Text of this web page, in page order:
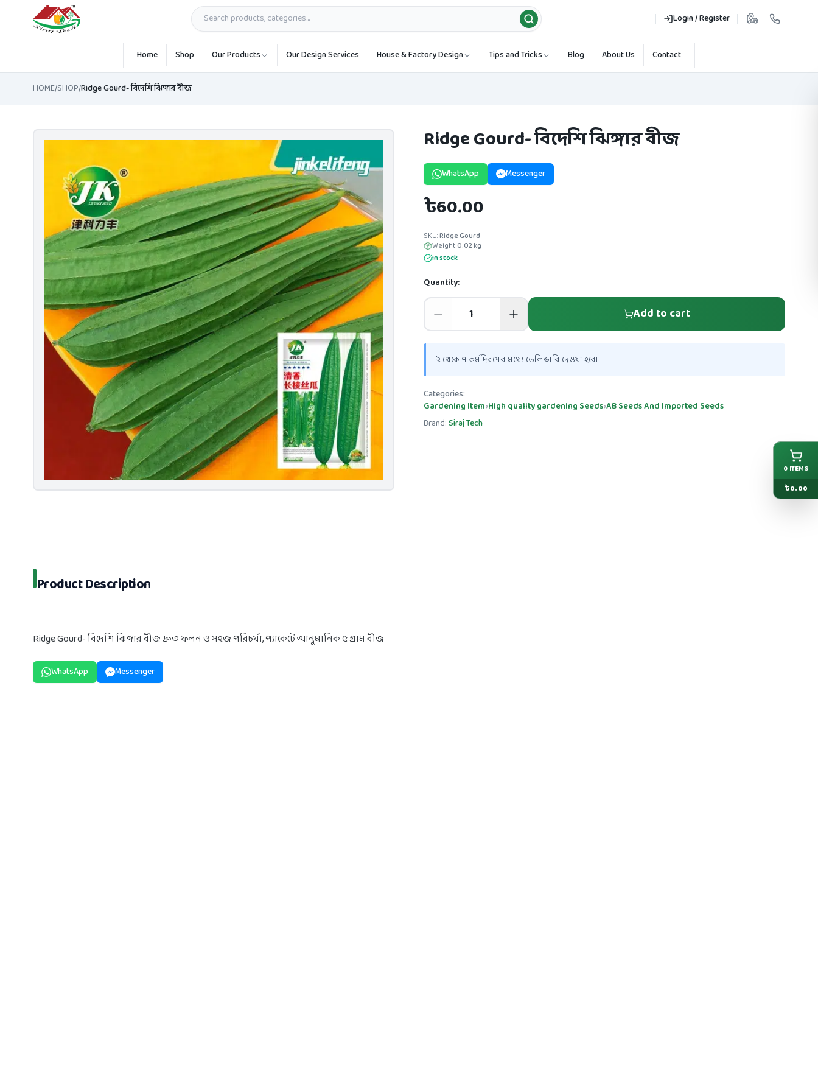
Login / Register
Skip to main content
Home Shop Our Products Our Design Services House & Factory Design Tips and Tricks Blog About Us Contact
HOME/SHOP/Ridge Gourd- বিদেশি ঝিঙ্গার বীজ
Ridge Gourd- বিদেশি ঝিঙ্গার বীজ
WhatsApp Messenger
৳60.00
SKU:Ridge Gourd
Weight:0.02kg
In stock
Quantity:
Add to cart
২ থেকে ৭ কর্মদিবসের মধ্যে ডেলিভারি দেওয়া হবে।
Categories:
Gardening Item›High quality gardening Seeds›AB Seeds And Imported Seeds
Brand:Siraj Tech
Product Description
Ridge Gourd- বিদেশি ঝিঙ্গার বীজ দ্রুত ফলন ও সহজ পরিচর্যা, প্যাকেটে আনুমানিক ৫ গ্রাম বীজ
WhatsApp Messenger
0 ITEMS
৳0.00